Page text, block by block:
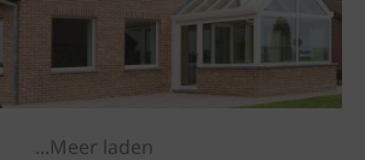
...Meer laden